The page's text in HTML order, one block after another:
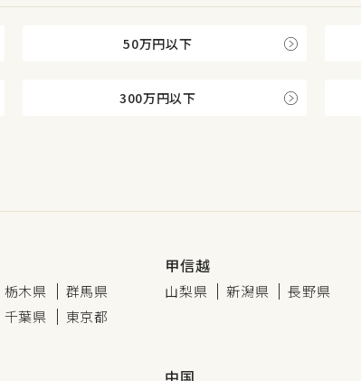
50万円以下
300万円以下
栃木県
群馬県
千葉県
東京都
甲信越
山梨県 新潟県 長野県